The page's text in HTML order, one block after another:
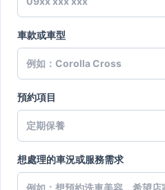
車款或車型
預約項目
想處理的車況或服務需求